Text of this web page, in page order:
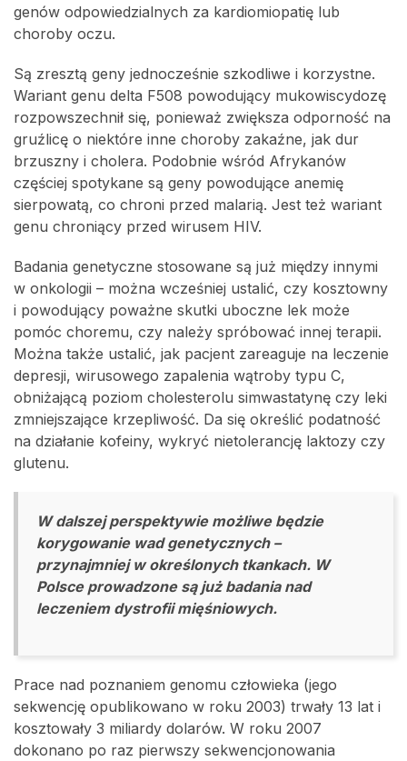
genów odpowiedzialnych za kardiomiopatię lub
choroby oczu.
Są zresztą geny jednocześnie szkodliwe i korzystne.
Wariant genu delta F508 powodujący mukowiscydozę
rozpowszechnił się, ponieważ zwiększa odporność na
gruźlicę o niektóre inne choroby zakaźne, jak dur
brzuszny i cholera. Podobnie wśród Afrykanów
częściej spotykane są geny powodujące anemię
sierpowatą, co chroni przed malarią. Jest też wariant
genu chroniący przed wirusem HIV.
Badania genetyczne stosowane są już między innymi
w onkologii – można wcześniej ustalić, czy kosztowny
i powodujący poważne skutki uboczne lek może
pomóc choremu, czy należy spróbować innej terapii.
Można także ustalić, jak pacjent zareaguje na leczenie
depresji, wirusowego zapalenia wątroby typu C,
obniżającą poziom cholesterolu simwastatynę czy leki
zmniejszające krzepliwość. Da się określić podatność
na działanie kofeiny, wykryć nietolerancję laktozy czy
glutenu.
W dalszej perspektywie możliwe będzie
korygowanie wad genetycznych –
przynajmniej w określonych tkankach. W
Polsce prowadzone są już badania nad
leczeniem dystrofii mięśniowych.
Prace nad poznaniem genomu człowieka (jego
sekwencję opublikowano w roku 2003) trwały 13 lat i
kosztowały 3 miliardy dolarów. W roku 2007
dokonano po raz pierwszy sekwencjonowania